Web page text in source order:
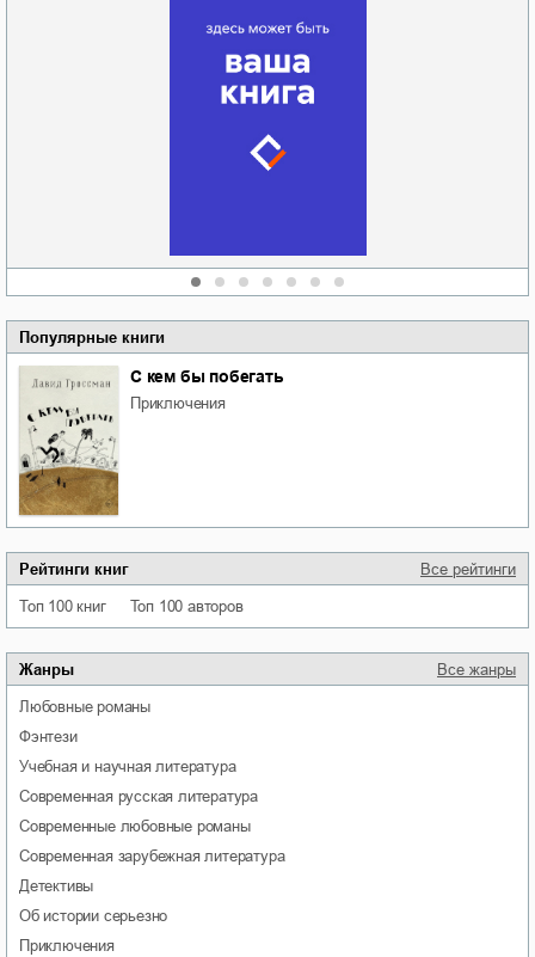
Популярные книги
С кем бы побегать
приключения
Рейтинги книг Все рейтинги
Топ 100 книг Топ 100 авторов
Жанры Все жанры
любовные романы
фэнтези
учебная и научная литература
современная русская литература
современные любовные романы
современная зарубежная литература
детективы
об истории серьезно
приключения